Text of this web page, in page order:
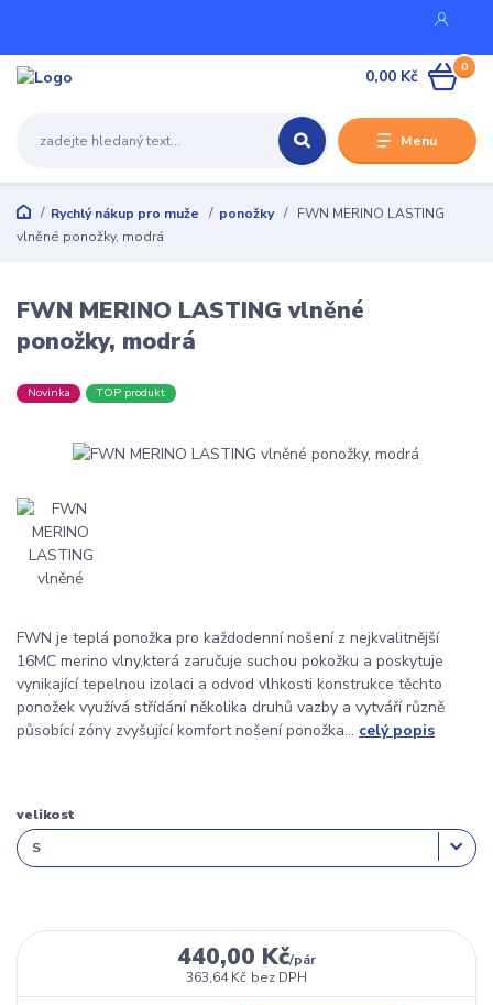
Menu
0
0,00 Kč
Rychlý nákup pro muže ponožky
FWN MERINO LASTING
vlněné ponožky, modrá
FWN MERINO LASTING vlněné
ponožky, modrá
Novinka TOP produkt
FWN je teplá ponožka pro každodenní nošení z nejkvalitnější
16MC merino vlny,která zaručuje suchou pokožku a poskytuje
vynikající tepelnou izolaci a odvod vlhkosti konstrukce těchto
ponožek využívá střídání několika druhů vazby a vytváří různě
působící zóny zvyšující komfort nošení ponožka... celý popis
velikost
440,00 Kč/pár
363,64 Kč bez DPH